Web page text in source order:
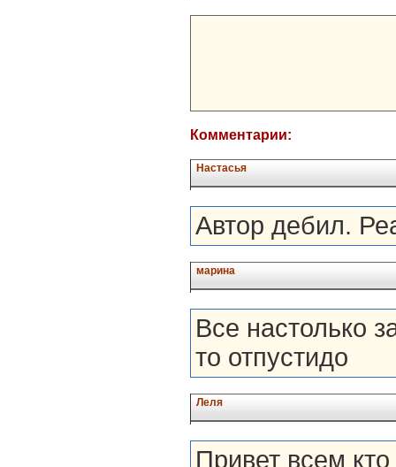
Комментарии:
Настасья
Автор дебил.
марина
Все настолько
то отпустидо
Леля
Привет всем